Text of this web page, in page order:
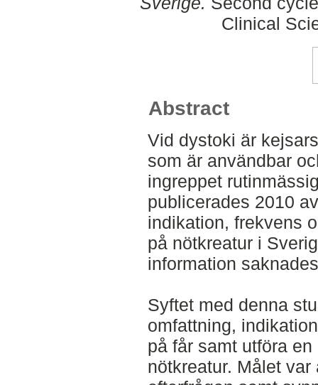
Clinical
Abstract
Vid dystoki är
som är användbar
ingreppet
publicerades 2010
indikation, frekvens
på nötkreatur i
information
Syftet med denna
omfattning,
på får samt utföra
nötkreatur. Målet